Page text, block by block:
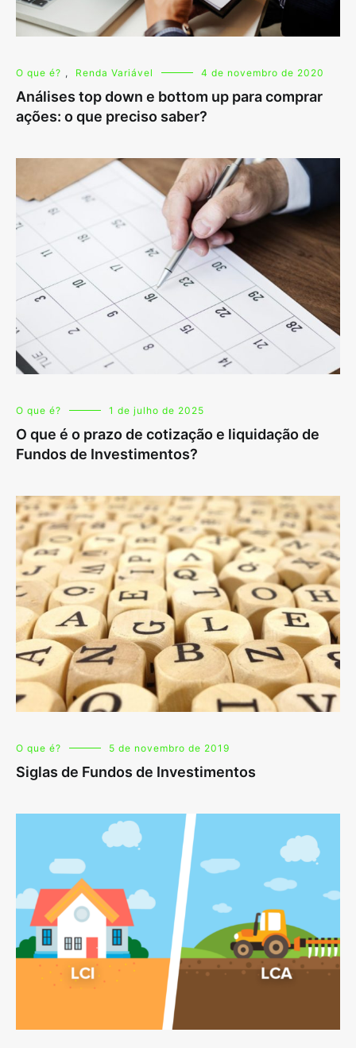
O que é? , Renda Variável 4 de novembro de 2020
Análises top down e bottom up para comprar
ações: o que preciso saber?
O que é? 1 de julho de 2025
O que é o prazo de cotização e liquidação de
Fundos de Investimentos?
O que é? 5 de novembro de 2019
Siglas de Fundos de Investimentos